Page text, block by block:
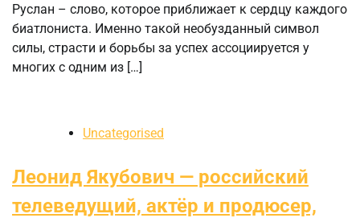
Руслан – слово, которое приближает к сердцу каждого
биатлониста. Именно такой необузданный символ
силы, страсти и борьбы за успех ассоциируется у
многих с одним из […]
Uncategorised
Леонид Якубович — российский
телеведущий, актёр и продюсер,